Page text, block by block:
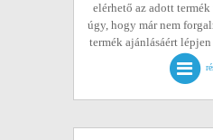
elérhető az adott
úgy, hogy már nem
termék ajánlásáért